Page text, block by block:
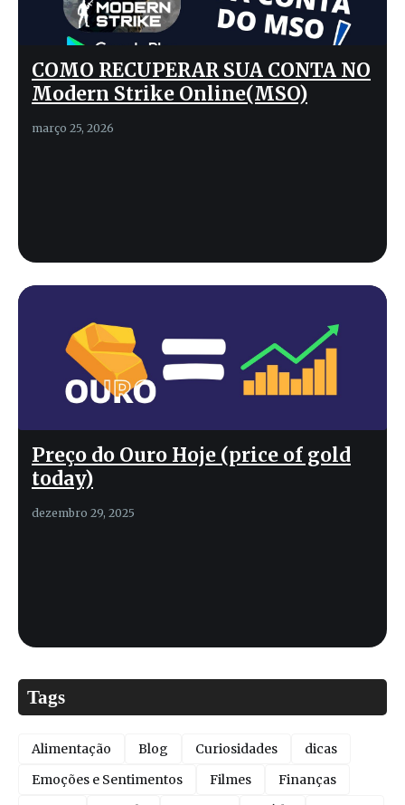
COMO RECUPERAR SUA CONTA NO
Modern Strike Online(MSO)
março 25, 2026
Preço do Ouro Hoje (price of gold
today)
dezembro 29, 2025
Tags
Alimentação Blog Curiosidades
dicas
Emoções e Sentimentos
Filmes
Finanças